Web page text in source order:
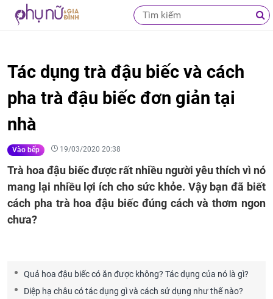
Tác dụng trà đậu biếc và cách
pha trà đậu biếc đơn giản tại
nhà
Vào bếp 19/03/2020 20:38
Trà hoa đậu biếc được rất nhiều người yêu thích vì nó
mang lại nhiều lợi ích cho sức khỏe. Vậy bạn đã biết
cách pha trà hoa đậu biếc đúng cách và thơm ngon
chưa?
Quả hoa đậu biếc có ăn được không? Tác dụng của nó là gì?
Diệp hạ châu có tác dụng gì và cách sử dụng như thế nào?